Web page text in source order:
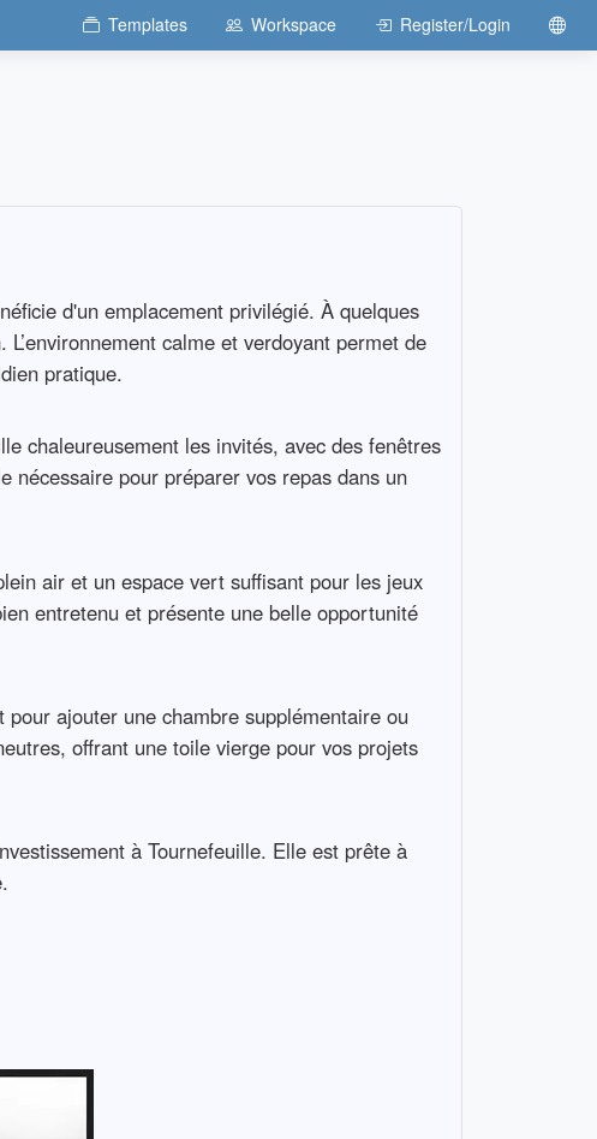
Templates Workspace Register/Login
d'un emplacement privilégié. À quelques
calme et verdoyant permet de
pratique.
chaleureusement les invités, avec des fenêtres
nécessaire pour préparer vos repas dans un
air et un espace vert suffisant pour les jeux
entretenu et présente une belle opportunité
ajouter une chambre supplémentaire ou
offrant une toile vierge pour vos projets
à Tournefeuille. Elle est prête à